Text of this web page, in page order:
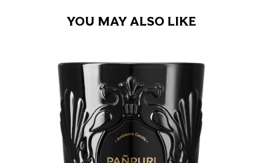
YOU MAY ALSO LIKE